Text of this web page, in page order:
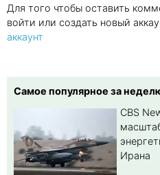
Для того чтобы оставить
войти или создать новый
аккаунт
Самое популярное за
CBS
Ирана